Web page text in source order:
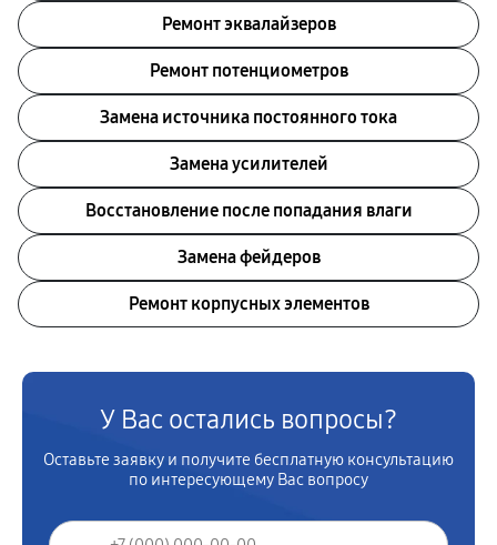
Ремонт эквалайзеров
Ремонт потенциометров
Замена источника постоянного тока
Замена усилителей
Восстановление после попадания влаги
Замена фейдеров
Ремонт корпусных элементов
У Вас остались вопросы?
Оставьте заявку и получите бесплатную консультацию
по интересующему Вас вопросу